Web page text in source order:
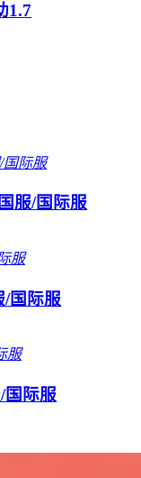
1.7
服/国际服
/国际服
国际服